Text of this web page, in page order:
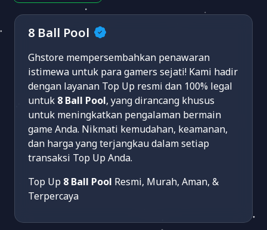
8 Ball Pool
Ghstore mempersembahkan penawaran
istimewa untuk para gamers sejati! Kami hadir
dengan layanan Top Up resmi dan 100% legal
untuk 8 Ball Pool, yang dirancang khusus
untuk meningkatkan pengalaman bermain
game Anda. Nikmati kemudahan, keamanan,
dan harga yang terjangkau dalam setiap
transaksi Top Up Anda.
Top Up 8 Ball Pool Resmi, Murah, Aman, &
Terpercaya